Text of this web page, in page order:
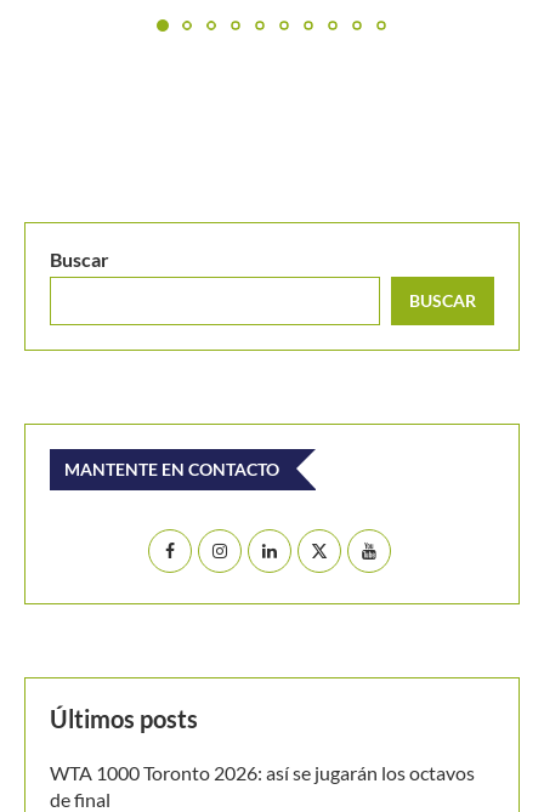
Buscar
BUSCAR
MANTENTE EN CONTACTO
WTA 1000 Toronto 2026: así se jugarán los octavos